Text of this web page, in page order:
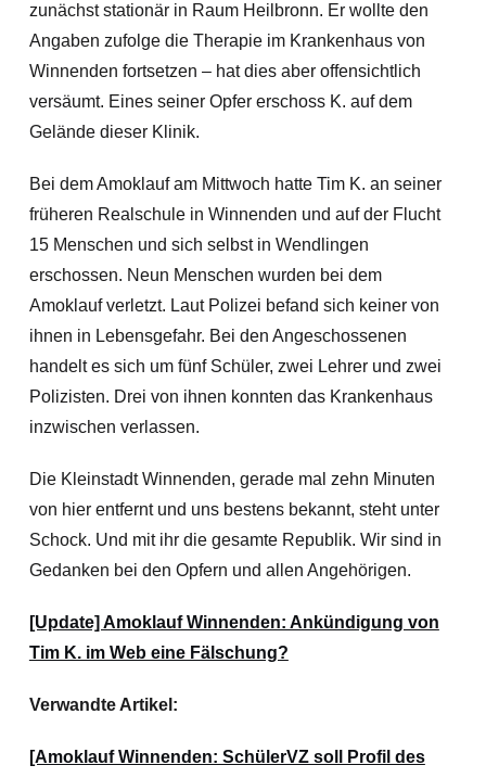
zunächst stationär in Raum Heilbronn. Er wollte den
Angaben zufolge die Therapie im Krankenhaus von
Winnenden fortsetzen – hat dies aber offensichtlich
versäumt. Eines seiner Opfer erschoss K. auf dem
Gelände dieser Klinik.
Bei dem Amoklauf am Mittwoch hatte Tim K. an seiner
früheren Realschule in Winnenden und auf der Flucht
15 Menschen und sich selbst in Wendlingen
erschossen. Neun Menschen wurden bei dem
Amoklauf verletzt. Laut Polizei befand sich keiner von
ihnen in Lebensgefahr. Bei den Angeschossenen
handelt es sich um fünf Schüler, zwei Lehrer und zwei
Polizisten. Drei von ihnen konnten das Krankenhaus
inzwischen verlassen.
Die Kleinstadt Winnenden, gerade mal zehn Minuten
von hier entfernt und uns bestens bekannt, steht unter
Schock. Und mit ihr die gesamte Republik. Wir sind in
Gedanken bei den Opfern und allen Angehörigen.
[Update] Amoklauf Winnenden: Ankündigung von
Tim K. im Web eine Fälschung?
Verwandte Artikel:
[Amoklauf Winnenden: SchülerVZ soll Profil des